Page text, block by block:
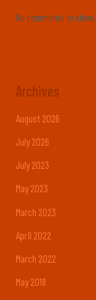
No comments to show.
Archives
August 2026
July 2026
July 2023
May 2023
March 2023
April 2022
March 2022
May 2018